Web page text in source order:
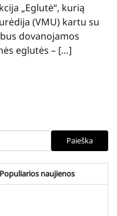
„Eglutė“, kurią
(VMU) kartu su
dovanojamos
eglutės – […]
Paieška
Populiarios naujienos